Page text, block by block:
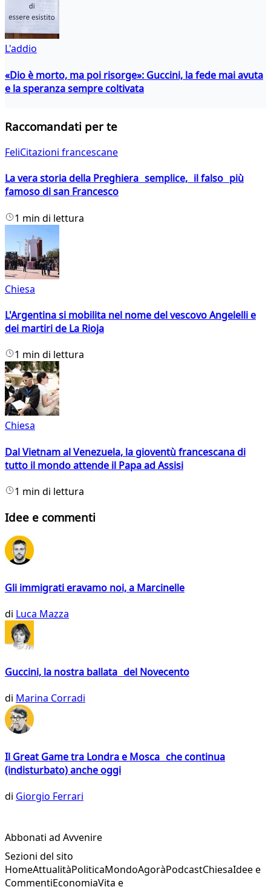
L'addio
«Dio è morto, ma poi risorge»: Guccini, la fede mai avuta
e la speranza sempre coltivata
Raccomandati per te
FeliCitazioni francescane
La vera storia della Preghiera semplice, il falso più
famoso di san Francesco
1 min di lettura
Chiesa
L'Argentina si mobilita nel nome del vescovo Angelelli e
dei martiri de La Rioja
1 min di lettura
Chiesa
Dal Vietnam al Venezuela, la gioventù francescana di
tutto il mondo attende il Papa ad Assisi
1 min di lettura
Idee e commenti
Gli immigrati eravamo noi, a Marcinelle
di Luca Mazza
Guccini, la nostra ballata del Novecento
di Marina Corradi
Il Great Game tra Londra e Mosca che continua
(indisturbato) anche oggi
di Giorgio Ferrari
Abbonati ad Avvenire
Sezioni del sito
HomeAttualitàPoliticaMondoAgoràPodcastChiesaIdee e
CommentiEconomiaVita e